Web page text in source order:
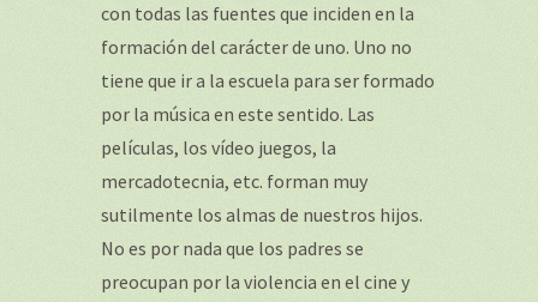
con todas las fuentes que inciden en la
formación del carácter de uno. Uno no
tiene que ir a la escuela para ser formado
por la música en este sentido. Las
películas, los vídeo juegos, la
mercadotecnia, etc. forman muy
sutilmente los almas de nuestros hijos.
No es por nada que los padres se
preocupan por la violencia en el cine y